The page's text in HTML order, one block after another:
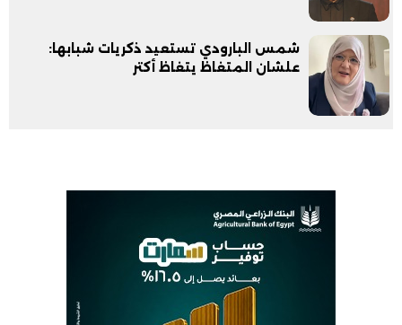
شمس البارودي تستعيد ذكريات شبابها:
علشان المتغاظ يتغاظ أكتر